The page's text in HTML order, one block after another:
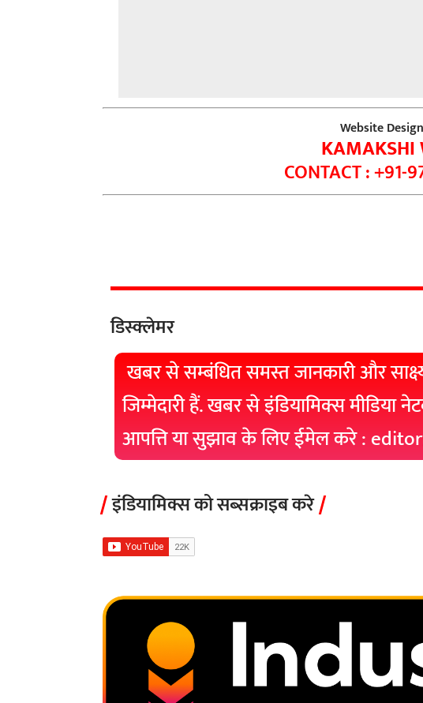
Website
KAMAKSHI
CONTACT : +91-
डिस्क्लेमर
खबर से सम्बंधित समस्त जानकारी और
जिम्मेदारी हैं. खबर से इंडियामिक्स मीडिया
आपत्ति या सुझाव के लिए ईमेल करे :
इंडियामिक्स को सब्सक्राइब करे